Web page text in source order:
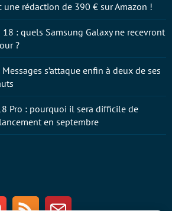
Youtube RSS Newsletter
une rédaction de 390 € sur Amazon !
: quels Samsung Galaxy ne recevront
?
s’attaque enfin à deux de ses
Pro : pourquoi il sera difficile de
en septembre